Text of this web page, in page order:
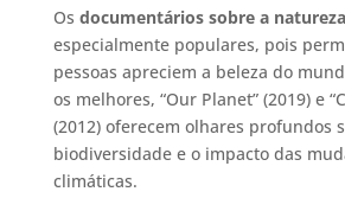
Os documentários sobre a natureza
especialmente populares, pois
pessoas apreciem a beleza do
os melhores, “Our Planet” (2019) e
(2012) oferecem olhares profundos
biodiversidade e o impacto das
climáticas.